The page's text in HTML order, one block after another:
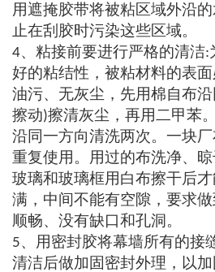
用遮掩胶带将被粘区域外沿
止在刮胶时污染这些区域。
4、粘接前要进行严格的清洁:
好的粘结性，被粘材料的表
油污、无灰尘，先用棉自布沿
擦动)擦清灰尘，再用二甲苯
沿同一方向清洗两次。一块
重复使用。用过的布洗净、
玻璃和玻璃框用白布擦干后
满，中间不能有空隙，要求做
顺畅、没有缺口和孔洞。
5、用密封胶将幕墙所有的接
清洁后做加固密封外理，以